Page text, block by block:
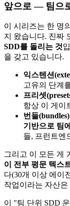
앞으로 — 팀으
이 시리즈는 한 명
지 왔습니다. 진짜
SDD를 돌리는 것
을 갖고 있습니다.
익스텐션
고유의 단계
프리셋
항상 이 게이
번들(bundles)
기반으로 팀
들, 프런트엔
그리고 이 모든 게
이 전부 평문 텍스
다(30개 이상 에이
작업이라는 자산
이 "팀 단위 SDD